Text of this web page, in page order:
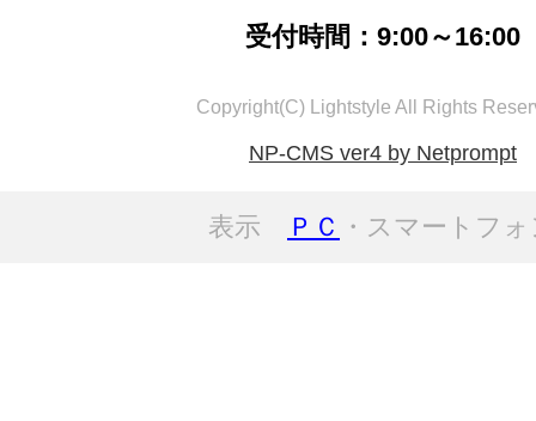
受付時間：9:00～16:00
Copyright(C) Lightstyle All Rights
NP-CMS ver4 by Netprompt
表示 ＰＣ ・スマートフ